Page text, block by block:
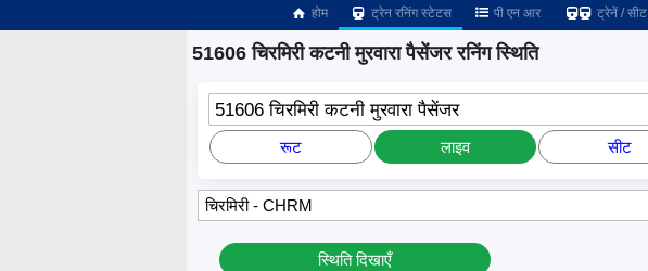
होम ट्रेन रनिंग स्टेटस पी एन आर ट्रेनें / सीट
51606 चिरमिरी कटनी मुरवारा पैसेंजर रनिंग स्थिति
51606 चिरमिरी कटनी मुरवारा पैसेंजर
रूट लाइव सीट
स्थिति दिखाएँ